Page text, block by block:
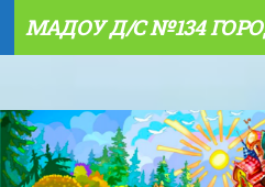
Skip to content